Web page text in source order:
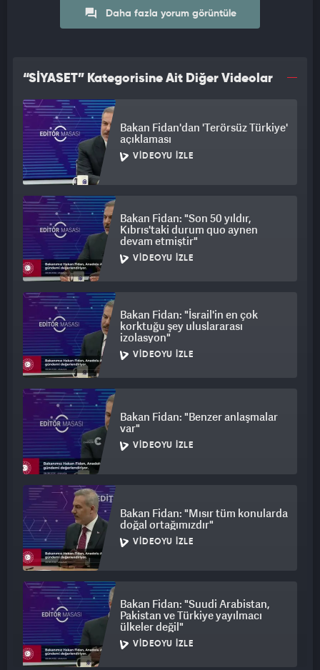
Daha fazla yorum görüntüle
“SİYASET” Kategorisine Ait Diğer Videolar
Bakan Fidan'dan 'Terörsüz Türkiye'
açıklaması
VIDEOYU İZLE
Bakan Fidan: "Son 50 yıldır,
Kıbrıs'taki durum quo aynen
devam etmiştir"
VIDEOYU İZLE
Bakan Fidan: "İsrail'in en çok
korktuğu şey uluslararası
izolasyon"
VIDEOYU İZLE
Bakan Fidan: "Benzer anlaşmalar
var"
VIDEOYU İZLE
Bakan Fidan: "Mısır tüm konularda
doğal ortağımızdır"
VIDEOYU İZLE
Bakan Fidan: "Suudi Arabistan,
Pakistan ve Türkiye yayılmacı
ülkeler değil"
VIDEOYU İZLE